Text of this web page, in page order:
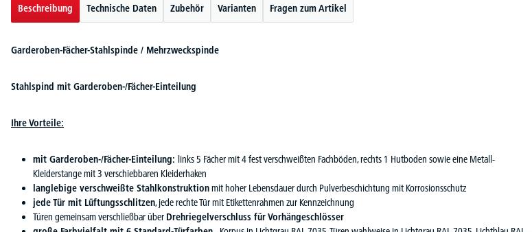
Beschreibung Technische Daten Zubehör Varianten Fragen zum Artikel
Garderoben-Fächer-Stahlspinde / Mehrzweckspinde
Stahlspind mit Garderoben-/Fächer-Einteilung
Ihre Vorteile:
mit Garderoben-/Fächer-Einteilung: links 5 Fächer mit 4 fest verschweißten Fachböden, rechts 1 Hutboden sowie eine Metall-
Kleiderstange mit 3 verschiebbaren Kleiderhaken
langlebige verschweißte Stahlkonstruktionmit hoher Lebensdauer durch Pulverbeschichtung mit Korrosionsschutz
jede Tür mit Lüftungsschlitzen, jede rechte Tür mit Etikettenrahmen zur Kennzeichnung
Türen gemeinsam verschließbar über Drehriegelverschluss für Vorhängeschlösser